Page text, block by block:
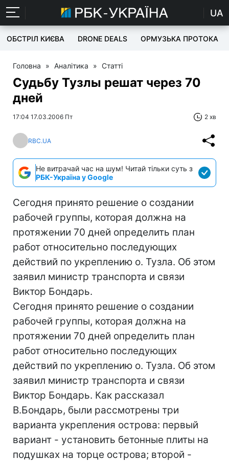
UA
ОБСТРІЛ КИЄВА DRONE DEALS ОРМУЗЬКА ПРОТОКА
Головна » Аналітика » Статті
Судьбу Тузлы решат через 70
дней
17:04 17.03.2006 Пт 2 хв
RBC.UA
Не витрачай час на шум! Читай тільки суть з
РБК-Україна у Google
Сегодня принято решение о создании
рабочей группы, которая должна на
протяжении 70 дней определить план
работ относительно последующих
действий по укреплению о. Тузла. Об этом
заявил министр транспорта и связи
Виктор Бондарь.
Сегодня принято решение о создании
рабочей группы, которая должна на
протяжении 70 дней определить план
работ относительно последующих
действий по укреплению о. Тузла. Об этом
заявил министр транспорта и связи
Виктор Бондарь. Как рассказал
В.Бондарь, были рассмотрены три
варианта укрепления острова: первый
вариант - установить бетонные плиты на
подушках на торце острова; второй -